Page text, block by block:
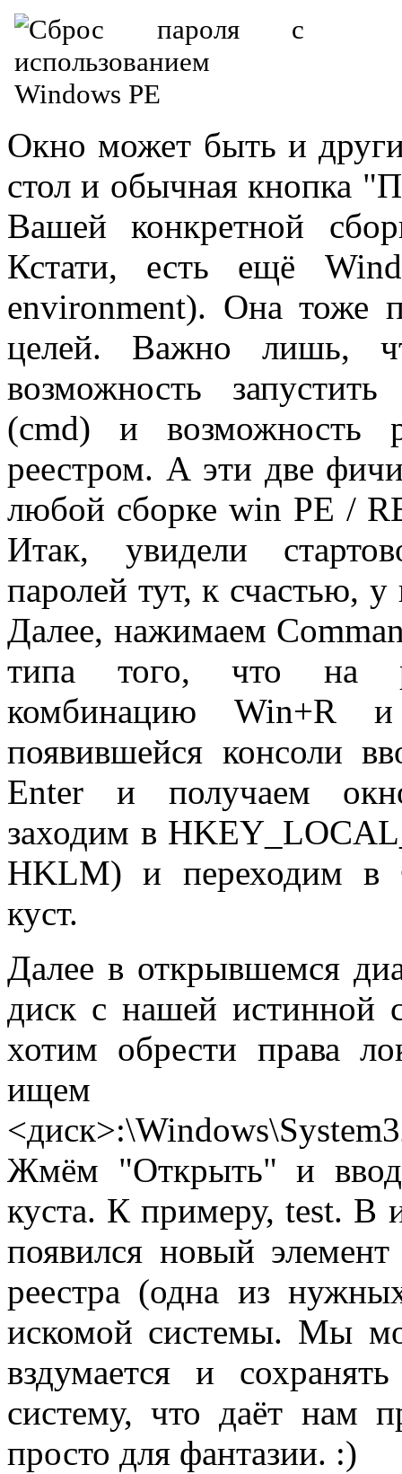
Окно может быть и
стол и обычная кнопка
Вашей конкретной
Кстати, есть ещё
environment). Она тоже
целей. Важно лишь,
возможность
(cmd) и возможность
реестром. А эти две
любой сборке win PE /
Итак, увидели
паролей тут, к счастью,
Далее, нажимаем
типа того, что на
комбинацию Win+R
появившейся консоли
Enter и получаем
заходим в
HKLM) и переходим в
куст.
Далее в открывшемся
диск с нашей истинной
хотим обрести права
ищем
Жмём "Открыть" и
куста. К примеру, test. В
появился новый
реестра (одна из
искомой системы. Мы
вздумается и
систему, что даёт нам
просто для фантазии. :)